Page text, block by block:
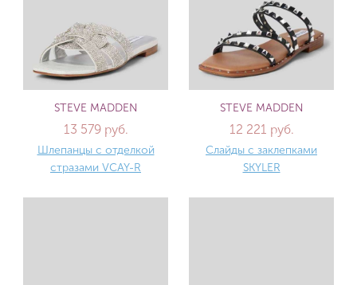
STEVE MADDEN
13 579 руб.
Шлепанцы с отделкой
стразами VCAY-R
STEVE MADDEN
12 221 руб.
Слайды с заклепками
SKYLER